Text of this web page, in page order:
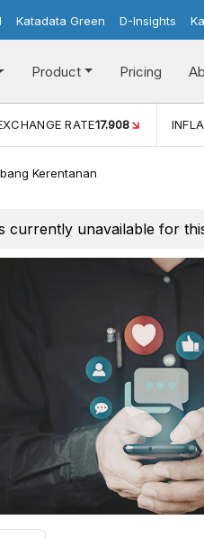
Katadata Green D-Insights
Product Pricing
(JUL)2,88% INFLASI
Kerentanan
currently unavailable for